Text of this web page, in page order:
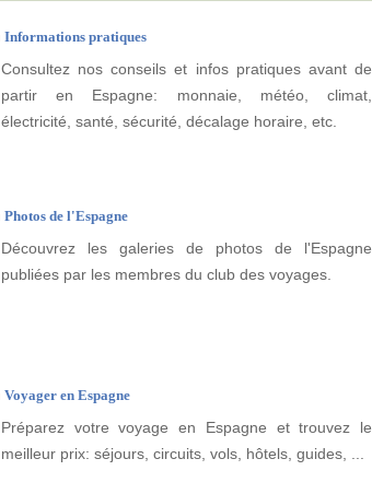
Informations pratiques
Consultez nos conseils et infos pratiques avant de
partir en Espagne: monnaie, météo, climat,
électricité, santé, sécurité, décalage horaire, etc.
Photos de l'Espagne
Découvrez les galeries de photos de l'Espagne
publiées par les membres du club des voyages.
Voyager en Espagne
Préparez votre voyage en Espagne et trouvez le
meilleur prix: séjours, circuits, vols, hôtels, guides, ...